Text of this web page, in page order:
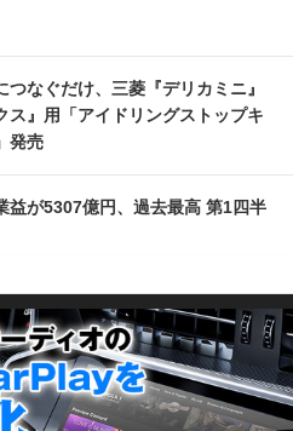
つなぐだけ、三菱『デリカミニ』
ス』用「アイドリングストップキ
発売
益が5307億円、過去最高 第1四半